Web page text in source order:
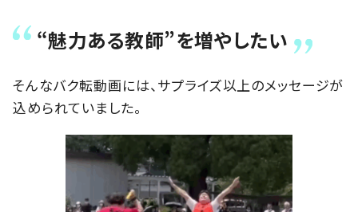
“魅力ある教師”を増やしたい
そんなバク転動画には、サプライズ以上のメッセージが
込められていました。